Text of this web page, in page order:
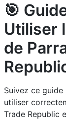
🎯
Utiliser
de
Suivez ce
utiliser
Trade Republic